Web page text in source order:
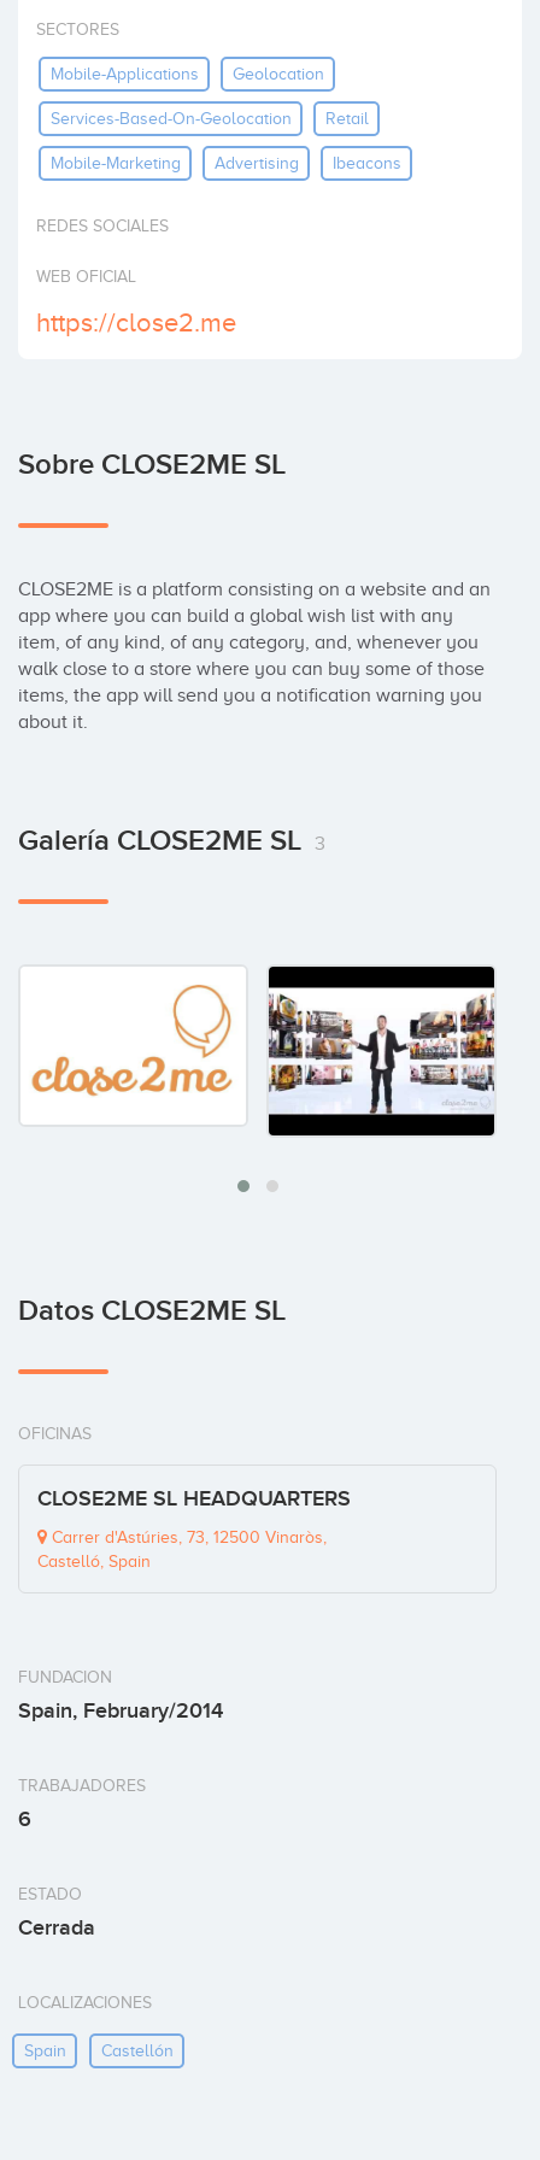
Invertir
SECTORES
Mobile-Applications Geolocation
Services-Based-On-Geolocation Retail
Mobile-Marketing Advertising Ibeacons
REDES SOCIALES
WEB OFICIAL
https://close2.me
Sobre CLOSE2ME SL
CLOSE2ME is a platform consisting on a website and an
app where you can build a global wish list with any
item, of any kind, of any category, and, whenever you
walk close to a store where you can buy some of those
items, the app will send you a notification warning you
about it.
Galería CLOSE2ME SL 3
Datos CLOSE2ME SL
OFICINAS
CLOSE2ME SL HEADQUARTERS
Carrer d'Astúries, 73, 12500 Vinaròs,
Castelló, Spain
FUNDACION
Spain, February/2014
TRABAJADORES
6
ESTADO
Cerrada
LOCALIZACIONES
Spain Castellón